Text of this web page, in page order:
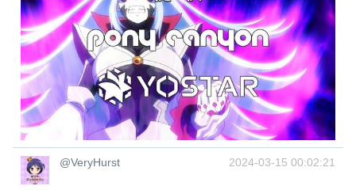
@VeryHurst 2024-03-15 00:02:21